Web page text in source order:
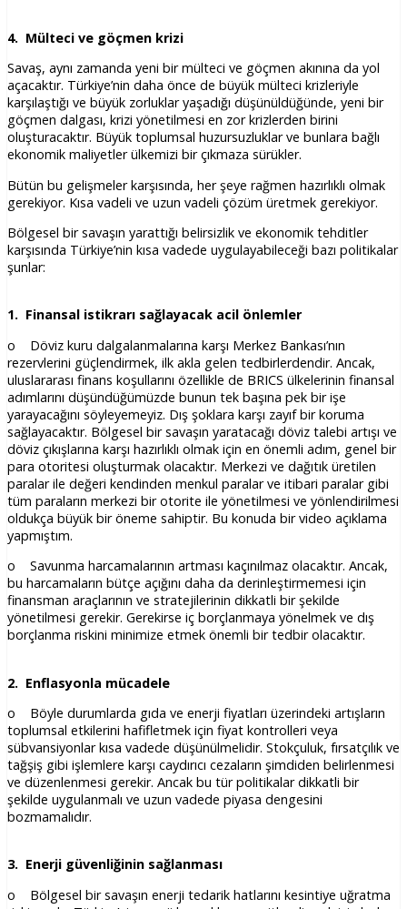
4. Mülteci ve göçmen krizi
Savaş, aynı zamanda yeni bir mülteci ve göçmen akınına da yol
açacaktır. Türkiye’nin daha önce de büyük mülteci krizleriyle
karşılaştığı ve büyük zorluklar yaşadığı düşünüldüğünde, yeni bir
göçmen dalgası, krizi yönetilmesi en zor krizlerden birini
oluşturacaktır. Büyük toplumsal huzursuzluklar ve bunlara bağlı
ekonomik maliyetler ülkemizi bir çıkmaza sürükler.
Bütün bu gelişmeler karşısında, her şeye rağmen hazırlıklı olmak
gerekiyor. Kısa vadeli ve uzun vadeli çözüm üretmek gerekiyor.
Bölgesel bir savaşın yarattığı belirsizlik ve ekonomik tehditler
karşısında Türkiye’nin kısa vadede uygulayabileceği bazı politikalar
şunlar:
1. Finansal istikrarı sağlayacak acil önlemler
o Döviz kuru dalgalanmalarına karşı Merkez Bankası’nın
rezervlerini güçlendirmek, ilk akla gelen tedbirlerdendir. Ancak,
uluslararası finans koşullarını özellikle de BRICS ülkelerinin finansal
adımlarını düşündüğümüzde bunun tek başına pek bir işe
yarayacağını söyleyemeyiz. Dış şoklara karşı zayıf bir koruma
sağlayacaktır. Bölgesel bir savaşın yaratacağı döviz talebi artışı ve
döviz çıkışlarına karşı hazırlıklı olmak için en önemli adım, genel bir
para otoritesi oluşturmak olacaktır. Merkezi ve dağıtık üretilen
paralar ile değeri kendinden menkul paralar ve itibari paralar gibi
tüm paraların merkezi bir otorite ile yönetilmesi ve yönlendirilmesi
oldukça büyük bir öneme sahiptir. Bu konuda bir video açıklama
yapmıştım.
o Savunma harcamalarının artması kaçınılmaz olacaktır. Ancak,
bu harcamaların bütçe açığını daha da derinleştirmemesi için
finansman araçlarının ve stratejilerinin dikkatli bir şekilde
yönetilmesi gerekir. Gerekirse iç borçlanmaya yönelmek ve dış
borçlanma riskini minimize etmek önemli bir tedbir olacaktır.
2. Enflasyonla mücadele
o Böyle durumlarda gıda ve enerji fiyatları üzerindeki artışların
toplumsal etkilerini hafifletmek için fiyat kontrolleri veya
sübvansiyonlar kısa vadede düşünülmelidir. Stokçuluk, fırsatçılık ve
tağşiş gibi işlemlere karşı caydırıcı cezaların şimdiden belirlenmesi
ve düzenlenmesi gerekir. Ancak bu tür politikalar dikkatli bir
şekilde uygulanmalı ve uzun vadede piyasa dengesini
bozmamalıdır.
3. Enerji güvenliğinin sağlanması
o Bölgesel bir savaşın enerji tedarik hatlarını kesintiye uğratma